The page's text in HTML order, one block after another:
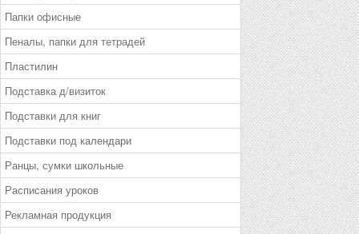
Папки офисные
Пеналы, папки для тетрадей
Пластилин
Подставка д/визиток
Подставки для книг
Подставки под календари
Ранцы, сумки школьные
Расписания уроков
Рекламная продукция